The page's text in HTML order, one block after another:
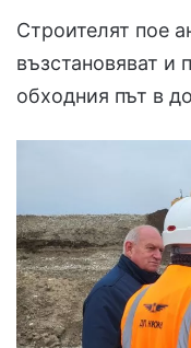
Строителят пое
възстановяват и
обходния път в